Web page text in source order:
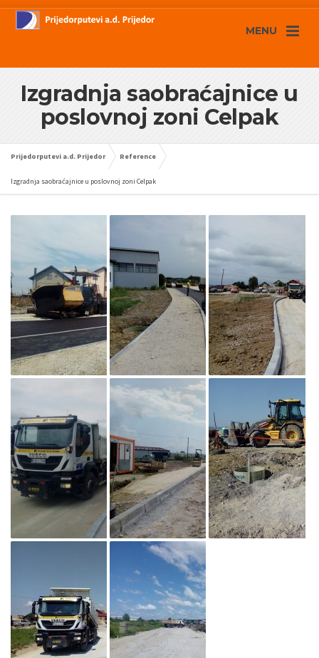
MENU
Izgradnja saobraćajnice u
poslovnoj zoni Celpak
Prijedorputevi a.d. Prijedor Reference
Izgradnja saobraćajnice u poslovnoj zoni Celpak